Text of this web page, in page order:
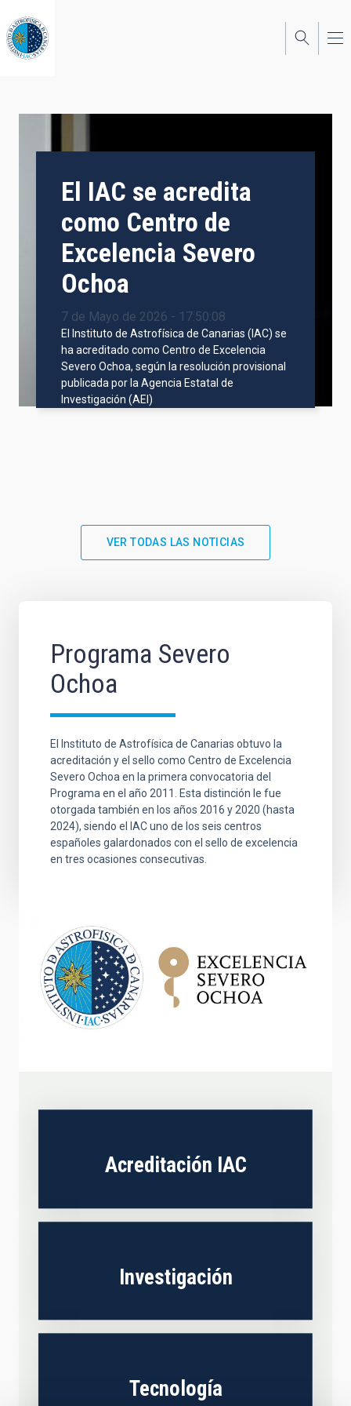
al
contenido
principal
El IAC se acredita
como Centro de
Excelencia Severo
Ochoa
7 de Mayo de 2026 - 17:50:08
El Instituto de Astrofísica de Canarias (IAC) se
ha acreditado como Centro de Excelencia
Severo Ochoa, según la resolución provisional
publicada por la Agencia Estatal de
Investigación (AEI)
VER TODAS LAS NOTICIAS
Programa Severo
Ochoa
El Instituto de Astrofísica de Canarias obtuvo la
acreditación y el sello como Centro de Excelencia
Severo Ochoa en la primera convocatoria del
Programa en el año 2011. Esta distinción le fue
otorgada también en los años 2016 y 2020 (hasta
2024), siendo el IAC uno de los seis centros
españoles galardonados con el sello de excelencia
en tres ocasiones consecutivas.
Acreditación IAC
Investigación
Tecnología